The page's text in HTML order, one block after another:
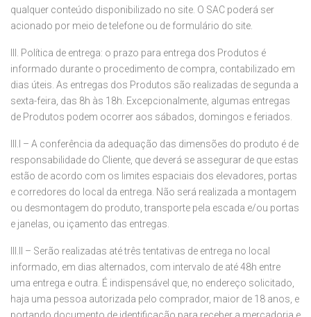
qualquer conteúdo disponibilizado no site. O SAC poderá ser
acionado por meio de telefone ou de formulário do site.
III. Política de entrega: o prazo para entrega dos Produtos é
informado durante o procedimento de compra, contabilizado em
dias úteis. As entregas dos Produtos são realizadas de segunda a
sexta-feira, das 8h às 18h. Excepcionalmente, algumas entregas
de Produtos podem ocorrer aos sábados, domingos e feriados.
III.I – A conferência da adequação das dimensões do produto é de
responsabilidade do Cliente, que deverá se assegurar de que estas
estão de acordo com os limites espaciais dos elevadores, portas
e corredores do local da entrega. Não será realizada a montagem
ou desmontagem do produto, transporte pela escada e/ou portas
e janelas, ou içamento das entregas.
III.II – Serão realizadas até três tentativas de entrega no local
informado, em dias alternados, com intervalo de até 48h entre
uma entrega e outra. É indispensável que, no endereço solicitado,
haja uma pessoa autorizada pelo comprador, maior de 18 anos, e